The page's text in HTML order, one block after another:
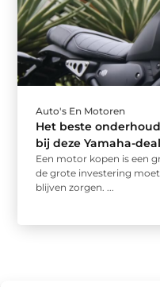
Auto's En Motoren
Het beste
bij deze Yamaha-
Een motor kopen is een
de grote investering
blijven zorgen. ...